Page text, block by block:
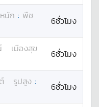
นัก : พืช
6ชั่วโมง
เมืองสุข
6ชั่วโมง
รูปสูง :
6ชั่วโมง